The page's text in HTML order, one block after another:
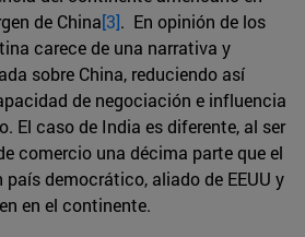
de China[3]. En opinión de los
carece de una narrativa y
sobre China, reduciendo así
de negociación e influencia
El caso de India es diferente, al ser
comercio una décima parte que el
democrático, aliado de EEUU y
en el continente.